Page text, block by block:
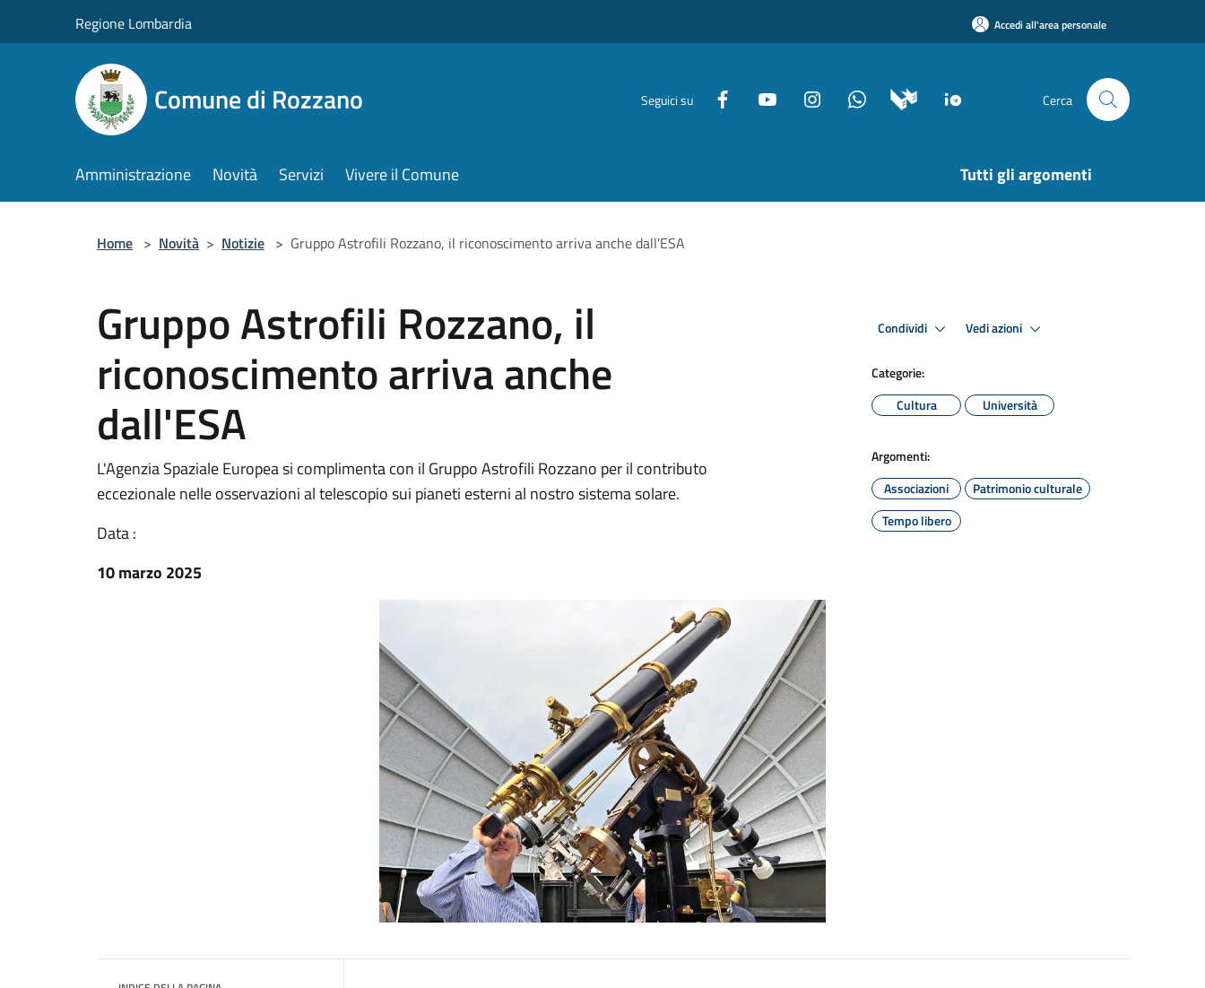
Regione Lombardia Accedi all'area personale
Comune di Rozzano Seguici su Cerca
Amministrazione Novità Servizi Vivere il Comune Tutti gli argomenti
Home > Novità > Notizie > Gruppo Astrofili Rozzano, il riconoscimento arriva anche dall'ESA
Gruppo Astrofili Rozzano, il
riconoscimento arriva anche
dall'ESA
L'Agenzia Spaziale Europea si complimenta con il Gruppo Astrofili Rozzano per il contributo
eccezionale nelle osservazioni al telescopio sui pianeti esterni al nostro sistema solare.
Data :
10 marzo 2025
Condividi Vedi azioni
Categorie:
Cultura
Università
Argomenti:
Associazioni
Patrimonio culturale
Tempo libero